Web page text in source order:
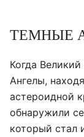
ТЕМНЫЕ
Когда
Ангелы,
астероидной
обнаружили
который стал